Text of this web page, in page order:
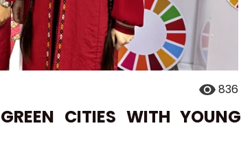
836
CITIES WITH YOUNG